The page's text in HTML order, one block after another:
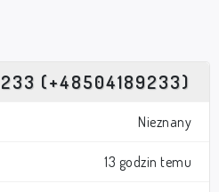
(+48504189233)
Nieznany
13 godzin temu